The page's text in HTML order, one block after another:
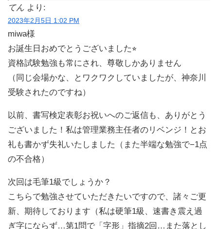
てん より:
2023年2月5日 1:02 PM
miwa様
お誕生日おめでとうございました⭐︎
資格試験勉強も常にされ、尊敬しかありません
（同じ会場かな、とワクワクしていましたが、神奈川
受験されたのですね）
以前、書写検定表彰お祝いへのご返信も、ありがとう
ございました！私は管理業務主任者のリベンジ！とお
礼も書かず失礼いたしました（また半端な勉強で−1点
の不合格）
次回は毛筆1級でしょうか？
こちらで勉強させていただきたいですので、諸々ご更
新、期待しております（私は硬筆1級、速書き震え過
ぎ字にならず…第1問で「字形」指摘2回…また落とし